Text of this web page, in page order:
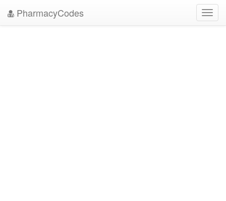
PharmacyCodes